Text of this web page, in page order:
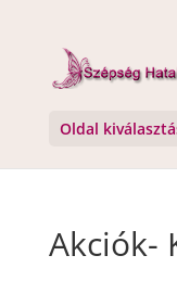
Oldal
Akciók-